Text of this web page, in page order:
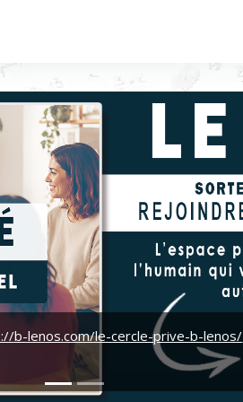
b-lenos.com/le-cercle-prive-b-lenos/